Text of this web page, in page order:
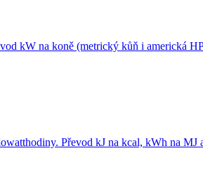
kW na koně (metrický kůň i americká
Převod kJ na kcal, kWh na MJ